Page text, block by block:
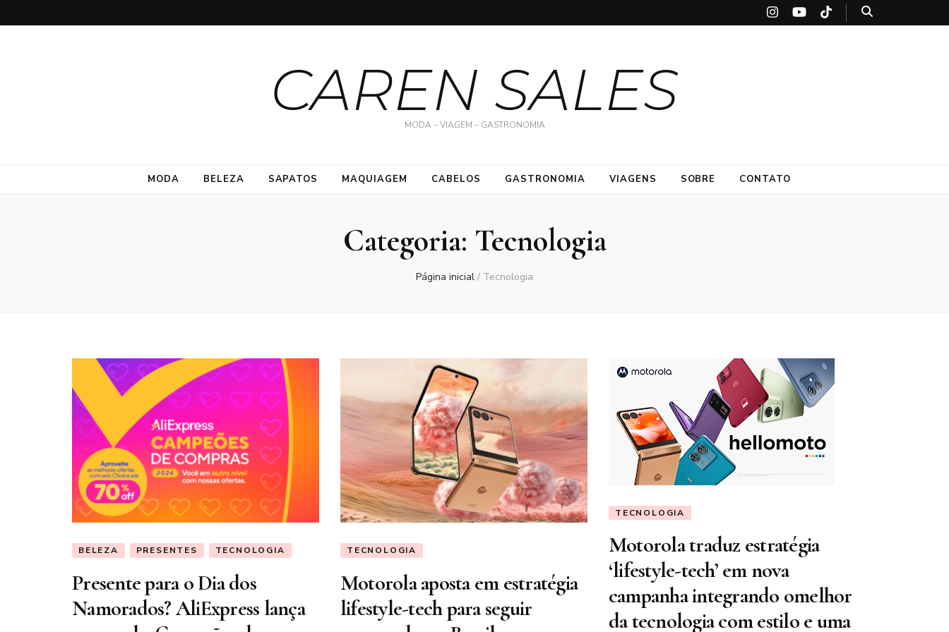
CAREN SALES
MODA – VIAGEM – GASTRONOMIA
MODA BELEZA SAPATOS MAQUIAGEM CABELOS GASTRONOMIA VIAGENS SOBRE CONTATO
Categoria: Tecnologia
Página inicial / Tecnologia
BELEZA PRESENTES TECNOLOGIA
Presente para o Dia dos
Namorados? AliExpress lança
TECNOLOGIA
Motorola aposta em estratégia
lifestyle-tech para seguir
TECNOLOGIA
Motorola traduz estratégia
‘lifestyle-tech’ em nova
campanha integrando omelhor
da tecnologia com estilo e uma